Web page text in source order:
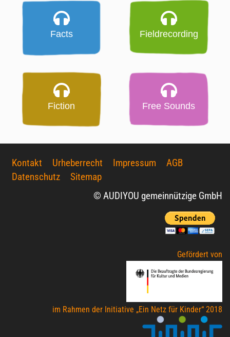
Facts Fieldrecording
Fiction Free Sounds
Kontakt Urheberrecht Impressum
AGB
Datenschutz
Sitemap
© AUDIYOU gemeinnützige GmbH
Gefördert von
im Rahmen der Initiative „Ein Netz für Kinder“ 2018